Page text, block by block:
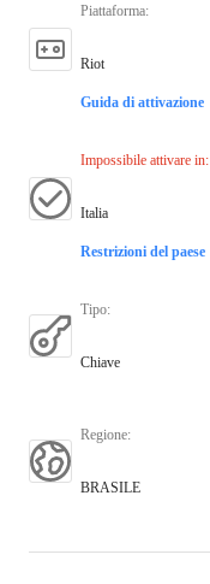
Piattaforma:
Riot
Guida di attivazione
Impossibile attivare in:
Italia
Restrizioni del paese
Tipo:
Chiave
Regione:
BRASILE